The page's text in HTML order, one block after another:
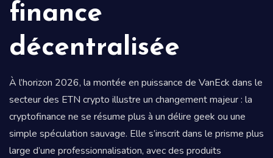
finance
décentralisée
À l’horizon 2026, la montée en puissance de VanEck dans le
secteur des ETN crypto illustre un changement majeur : la
cryptofinance ne se résume plus à un délire geek ou une
simple spéculation sauvage. Elle s’inscrit dans le prisme plus
large d’une professionnalisation, avec des produits